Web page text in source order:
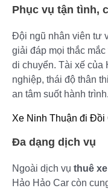
Phục vụ tận tình,
Đội ngũ nhân viên tư
giải đáp mọi thắc
di chuyển. Tài xế của
nghiệp, thái độ thân
an tâm suốt hành trình.
Xe Ninh Thuận đi Đồi
Đa dạng dịch vụ
Ngoài dịch vụ thuê
Hảo Hảo Car còn